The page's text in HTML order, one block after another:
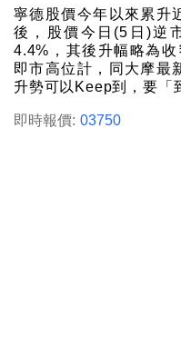
寧德股價今年以來累升
後，股價今日(5日)逆
4.4%，其後升幅略為
即市高位計，同大摩最
升勢可以Keep到，要「
即時報價: 03750